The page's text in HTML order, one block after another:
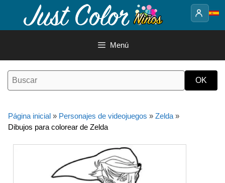
contenido
Menú
Página inicial » Personajes de videojuegos » Zelda »
Dibujos para colorear de Zelda